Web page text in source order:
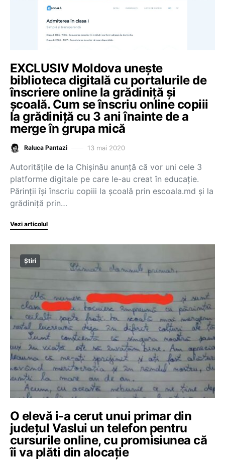
EXCLUSIV Moldova unește
biblioteca digitală cu portalurile de
înscriere online la grădiniță și
școală. Cum se înscriu online copiii
la grădiniță cu 3 ani înainte de a
merge în grupa mică
Raluca Pantazi 13 mai 2020
Autoritățile de la Chișinău anunță că vor uni cele 3
platforme digitale pe care le-au creat în educație.
Părinții își înscriu copiii la școală prin escoala.md și la
grădiniță prin…
Vezi articolul
Știri
O elevă i-a cerut unui primar din
județul Vaslui un telefon pentru
cursurile online, cu promisiunea că
îi va plăti din alocație